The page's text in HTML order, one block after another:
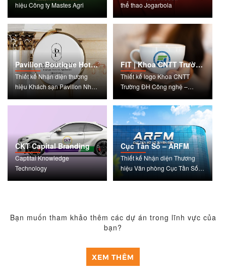
hiệu Công ty Mastes Agri
thể thao Jogarbola
Pavillon Boutique Hotel
– Nha Trang
Thiết kế Nhận diện thương
hiệu Khách sạn Pavillon Nha
Trang
FIT | Khoa CNTT Trường
Đại học QGHN
Thiết kế logo Khoa CNTT
Trường ĐH Công nghệ –
CKT Capital Branding
Captital Knowledge
Technology
Cục Tần Số – ARFM
Thiết kế Nhận diện Thương
hiệu Văn phòng Cục Tần Số
Vô Tuyến Điện - Bộ thông tin
Bạn muốn tham khảo thêm các dự án trong lĩnh vực của
bạn?
XEM THÊM